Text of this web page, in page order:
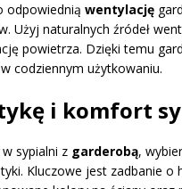
odpowiednią wentylację
Użyj naturalnych źródeł
powietrza. Dzięki temu
codziennym użytkowaniu.
i komfort
w sypialni z garderobą,
Kluczowe jest zadbanie o